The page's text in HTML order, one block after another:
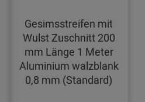
Gesimsstreifen mit
Wulst Zuschnitt 200
mm Länge 1 Meter
Aluminium walzblank
0,8 mm (Standard)